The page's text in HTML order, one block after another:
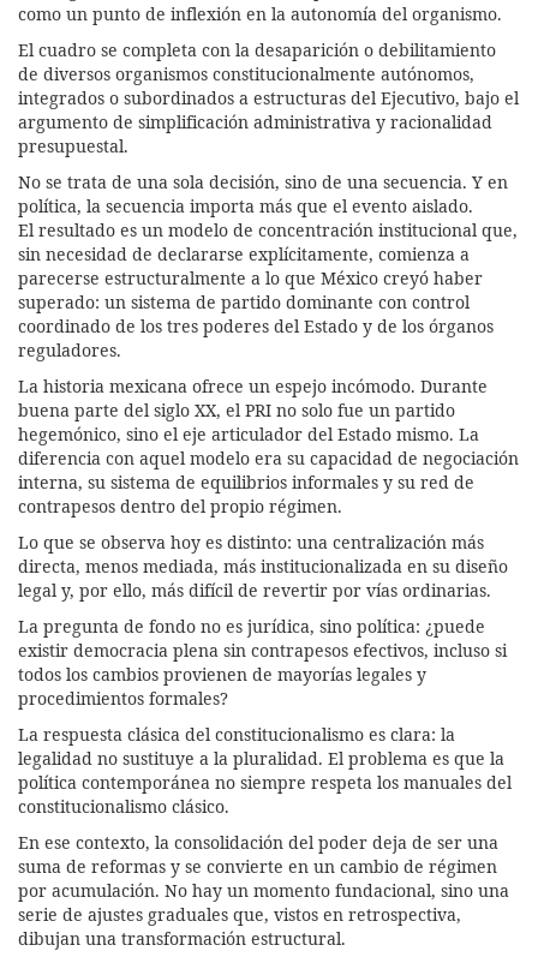
como un punto de inflexión en la autonomía del organismo.
El cuadro se completa con la desaparición o debilitamiento
de diversos organismos constitucionalmente autónomos,
integrados o subordinados a estructuras del Ejecutivo, bajo el
argumento de simplificación administrativa y racionalidad
presupuestal.
No se trata de una sola decisión, sino de una secuencia. Y en
política, la secuencia importa más que el evento aislado.
El resultado es un modelo de concentración institucional que,
sin necesidad de declararse explícitamente, comienza a
parecerse estructuralmente a lo que México creyó haber
superado: un sistema de partido dominante con control
coordinado de los tres poderes del Estado y de los órganos
reguladores.
La historia mexicana ofrece un espejo incómodo. Durante
buena parte del siglo XX, el PRI no solo fue un partido
hegemónico, sino el eje articulador del Estado mismo. La
diferencia con aquel modelo era su capacidad de negociación
interna, su sistema de equilibrios informales y su red de
contrapesos dentro del propio régimen.
Lo que se observa hoy es distinto: una centralización más
directa, menos mediada, más institucionalizada en su diseño
legal y, por ello, más difícil de revertir por vías ordinarias.
La pregunta de fondo no es jurídica, sino política: ¿puede
existir democracia plena sin contrapesos efectivos, incluso si
todos los cambios provienen de mayorías legales y
procedimientos formales?
La respuesta clásica del constitucionalismo es clara: la
legalidad no sustituye a la pluralidad. El problema es que la
política contemporánea no siempre respeta los manuales del
constitucionalismo clásico.
En ese contexto, la consolidación del poder deja de ser una
suma de reformas y se convierte en un cambio de régimen
por acumulación. No hay un momento fundacional, sino una
serie de ajustes graduales que, vistos en retrospectiva,
dibujan una transformación estructural.